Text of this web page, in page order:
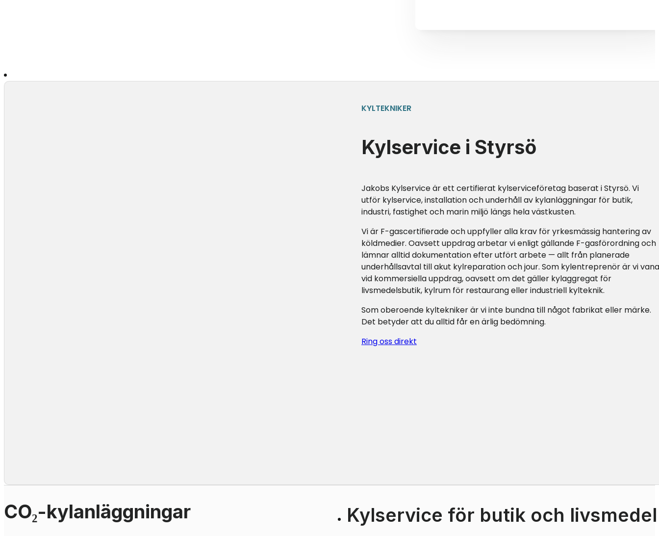
Kylservice i Styrsö
Jakobs Kylservice är ett certifierat kylserviceföretag baserat iStyrsö. Vi
utför kylservice, installation och underhåll av kylanläggningar för butik,
industri, fastighet och marin miljö längs hela västkusten.
Vi är F-gascertifierade och uppfyller alla krav för yrkesmässig hantering av
köldmedier. Oavsett uppdrag arbetar vi enligt gällande F-gasförordning och
lämnar alltid dokumentation efter utfört arbete — allt från planerade
underhållsavtal till akut kylreparation och jour. Som kylentreprenör är vi vana
vid kommersiella uppdrag, oavsett om det gäller kylaggregat för
livsmedelsbutik, kylrum för restaurang eller industriell kylteknik.
Som oberoende kyltekniker är vi inte bundna till något fabrikat eller märke.
Det betyder att du alltid får en ärlig bedömning.
KYLTEKNIKER
Ring oss direkt
CO₂-kylanläggningar Kylservice för butik och livsmedel